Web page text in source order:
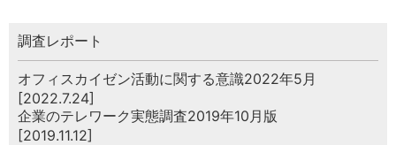
調査レポート
オフィスカイゼン活動に関する意識2022年5月
[2022.7.24]
企業のテレワーク実態調査2019年10月版
[2019.11.12]